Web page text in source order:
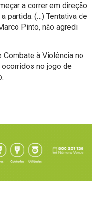
a correr em direção
partida. (…) Tentativa de
Pinto, não agredi
Combate à Violência no
no jogo de